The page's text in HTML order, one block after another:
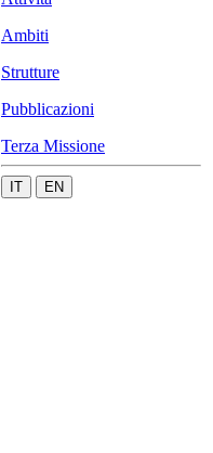
Ambiti
Strutture
Pubblicazioni
Terza Missione
IT EN